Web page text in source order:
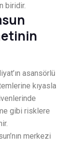
biridir.
asansörlü
kıyasla
gibi risklere
merkezi